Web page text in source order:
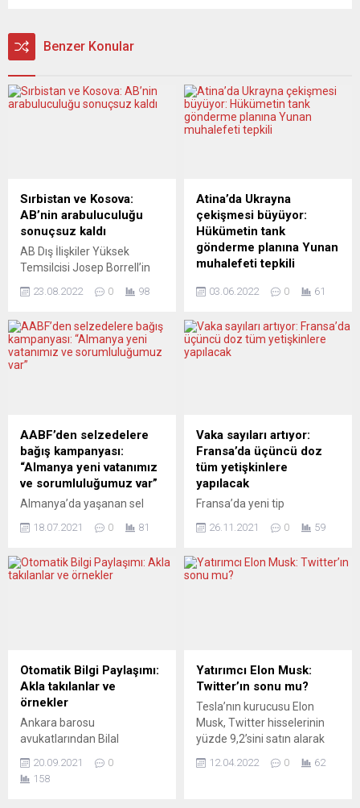
Benzer Konular
Sırbistan ve Kosova:
AB’nin arabuluculuğu
sonuçsuz kaldı
AB Dış İlişkiler Yüksek
Temsilcisi Josep Borrell’in
gerçekleşen bir görüşme,
arasındaki ihtilafa çözüm
getirmedi. Ne seyahat
düzenlemeleri konusundaki
Başbakanı Albin Kurti ile
Sırbistan Cumhurbaşkanı
Aleksandar Vućić arasında
bir orta yol bulunabildi.
Yorumcular, durumu analiz
etmeye çalışıyor. JUTARNJI
LIST (Hırvatistan)...
23.08.2022 0 98
Atina’da Ukrayna
çekişmesi büyüyor:
Hükümetin tank
gönderme planına Yunan
muhalefeti tepkili
tank gönderme planı
tepkisini çekti. Yunanistan
Hükümet Sözcüsü Yannis
“Marder” tipi zırhlı araçların
Almanya’dan temin
edileceğini belirtti. Yunan
Devlet Ajansı AMNA’nın
haberine göre, ana
muhalefet partisi
SYRIZA’nın milli savunma
milletvekilleri Theodoris
Dritsas...
03.06.2022 0 61
AABF’den selzedelere
bağış kampanyası:
“Almanya yeni vatanımız
ve sorumluluğumuz var”
Almanya’da yaşanan sel
Alevi Birlikleri Federasyonu
kampanyası başlattı.
varsa lütfen bize iletin”
dendi. AABF’nin basın
açıklaması şöyle: “Almanya
ülke değil, bizlerin yeni...
18.07.2021 0 81
Vaka sayıları artıyor:
Fransa’da üçüncü doz
tüm yetişkinlere
yapılacak
Fransa’da yeni tip
sayılarındaki artışın ardından
yetişkinlere 27 Kasım’dan
bulunduğu 5’inci dalganın,
4’üncüsünden daha uzun
aşamada yeni sokağa çıkma
kısıtlaması kararı
alınmayacağını belirten
Veran, salgınla mücadelede
26.11.2021 0 59
Otomatik Bilgi Paylaşımı:
Akla takılanlar ve
örnekler
Ankara barosu
avukatlarından Bilal
yayınlanan “Hakkınız Var”
adlı programda finansal
20.09.2021
0
158
Yatırımcı Elon Musk:
Twitter’ın sonu mu?
Tesla’nın kurucusu Elon
Musk, Twitter hisselerinin
yüzde 9,2’sini satın alarak
büyük hissedarı haline geldi.
12.04.2022 0 62